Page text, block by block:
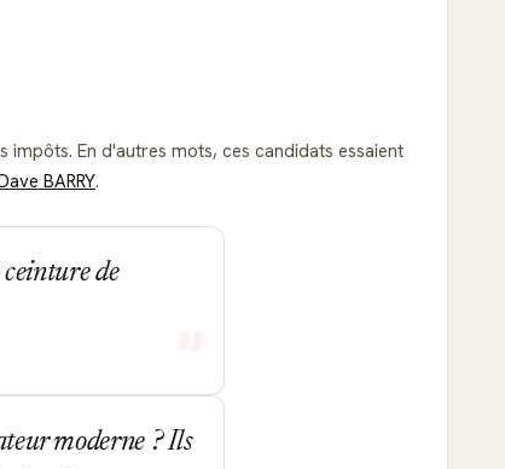
En d'autres mots, ces candidats essaient
BARRY.
de
moderne ? Ils